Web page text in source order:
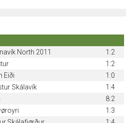
North 2011
1:2
1:2
Eiði
1:0
Skálavík
1:4
8:2
1:3